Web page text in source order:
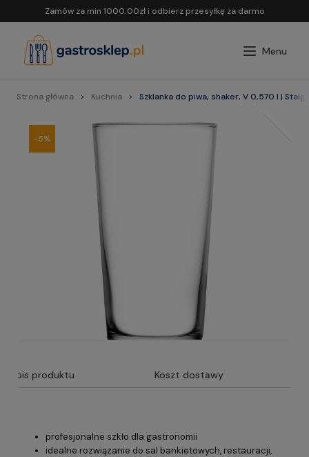
Zamów za min 1000.00zł i odbierz przesyłkę za darmo
Strona główna Kuchnia Szklanka do piwa, shaker, V 0,570 l |
-5%
Opis produktu Koszt dostawy
profesjonalne szkło dla gastronomii
idealne rozwiązanie do sal bankietowych, restauracji,